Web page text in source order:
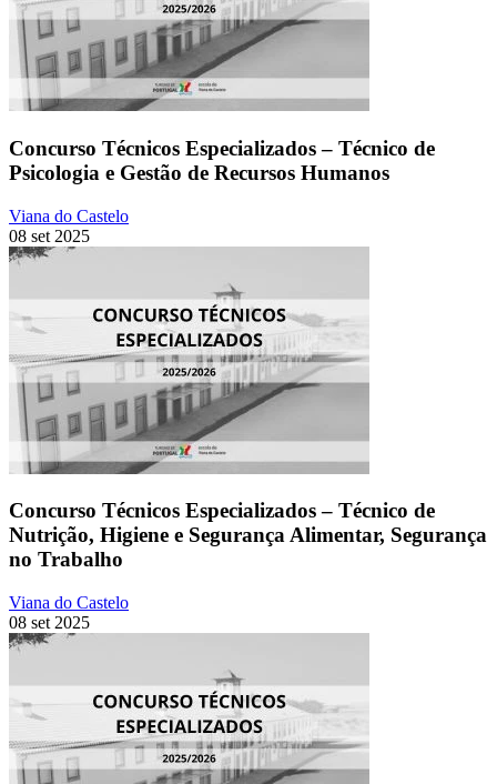
Concurso Técnicos Especializados – Técnico de
Psicologia e Gestão de Recursos Humanos
Viana do Castelo
08 set 2025
Concurso Técnicos Especializados – Técnico de
Nutrição, Higiene e Segurança Alimentar, Segurança
no Trabalho
Viana do Castelo
08 set 2025